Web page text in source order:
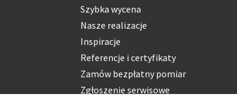
Szybka wycena
Nasze realizacje
Inspiracje
Referencje i certyfikaty
Zamów bezpłatny pomiar
Zgłoszenie serwisowe